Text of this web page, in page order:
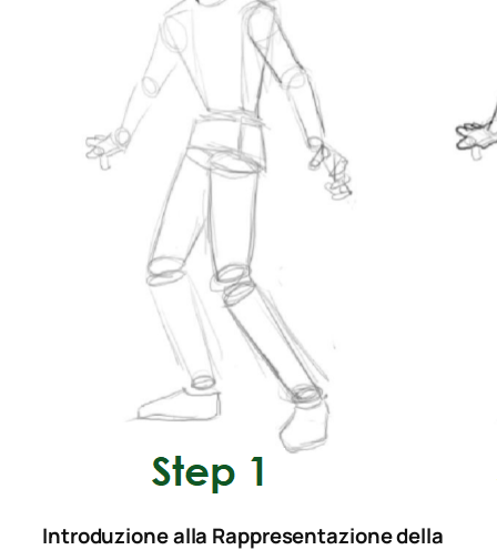
Introduzione alla Rappresentazione della